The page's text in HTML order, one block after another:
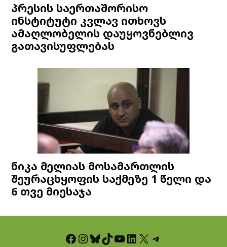
პრესის საერთაშორისო
ინსტიტუტი კვლავ ითხოვს
ამაღლობელის დაუყოვნებლივ
გათავისუფლებას
ნიკა მელიას მოსამართლის
შეურაცხყოფის საქმეზე 1 წელი და
6 თვე მიესაჯა
Facebook InstagramBluesky TikTok YouTube LinkedIn X Telegram